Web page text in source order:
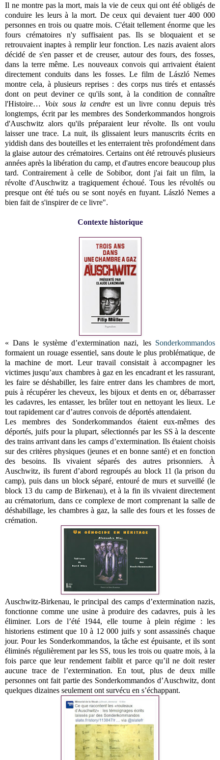
Il ne montre pas la mort, mais la vie de ceux qui ont été obligés de
conduire les leurs à la mort. De ceux qui devaient tuer 400 000
personnes en trois ou quatre mois. C'était tellement énorme que les
fours crématoires n'y suffisaient pas. Ils se bloquaient et se
retrouvaient inaptes à remplir leur fonction. Les nazis avaient alors
décidé de s'en passer et de creuser, autour des fours, des fosses,
dans la terre même. Les nouveaux convois qui arrivaient étaient
directement conduits dans les fosses. Le film de László Nemes
montre cela, à plusieurs reprises : des corps nus tirés et entassés
dont on peut deviner ce qu'ils sont, à la condition de connaître
l'Histoire… Voix sous la cendre est un livre connu depuis très
longtemps, écrit par les membres des Sonderkommandos hongrois
d'Auschwitz alors qu'ils préparaient leur révolte. Ils ont voulu
laisser une trace. La nuit, ils glissaient leurs manuscrits écrits en
yiddish dans des bouteilles et les enterraient très profondément dans
la glaise autour des crématoires. Certains ont été retrouvés plusieurs
années après la libération du camp, et d'autres encore beaucoup plus
tard. Contrairement à celle de Sobibor, dont j'ai fait un film, la
révolte d'Auschwitz a tragiquement échoué. Tous les révoltés ou
presque ont été tués ou se sont noyés en fuyant. László Nemes a
bien fait de s'inspirer de ce livre".
Contexte historique
« Dans le système d’extermination nazi, les Sonderkommandos
formaient un rouage essentiel, sans doute le plus problématique, de
la machine de mort. Leur travail consistait à accompagner les
victimes jusqu’aux chambres à gaz en les encadrant et les rassurant,
les faire se déshabiller, les faire entrer dans les chambres de mort,
puis à récupérer les cheveux, les bijoux et dents en or, débarrasser
les cadavres, les entasser, les brûler tout en nettoyant les lieux. Le
tout rapidement car d’autres convois de déportés attendaient.
Les membres des Sonderkommandos étaient eux-mêmes des
déportés, juifs pour la plupart, sélectionnés par les SS à la descente
des trains arrivant dans les camps d’extermination. Ils étaient choisis
sur des critères physiques (jeunes et en bonne santé) et en fonction
des besoins. Ils vivaient séparés des autres prisonniers. À
Auschwitz, ils furent d’abord regroupés au block 11 (la prison du
camp), puis dans un block séparé, entouré de murs et surveillé (le
block 13 du camp de Birkenau), et à la fin ils vivaient directement
au crématorium, dans ce complexe de mort comprenant la salle de
déshabillage, les chambres à gaz, la salle des fours et les fosses de
crémation.
Auschwitz-Birkenau, le principal des camps d’extermination nazis,
fonctionne comme une usine à produire des cadavres, puis à les
éliminer. Lors de l’été 1944, elle tourne à plein régime : les
historiens estiment que 10 à 12 000 juifs y sont assassinés chaque
jour. Pour les Sonderkommandos, la tâche est épuisante, et ils sont
éliminés régulièrement par les SS, tous les trois ou quatre mois, à la
fois parce que leur rendement faiblit et parce qu’il ne doit rester
aucune trace de l’extermination. En tout, plus de deux mille
personnes ont fait partie des Sonderkommandos d’Auschwitz, dont
quelques dizaines seulement ont survécu en s’échappant.